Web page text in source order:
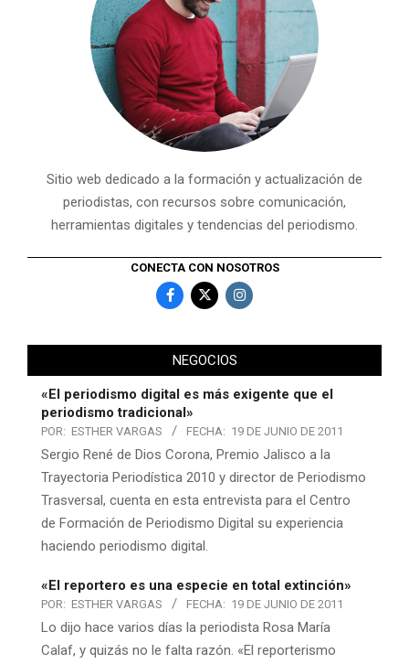
Sitio web dedicado a la formación y actualización de
periodistas, con recursos sobre comunicación,
herramientas digitales y tendencias del periodismo.
CONECTA CON NOSOTROS
NEGOCIOS
«El periodismo digital es más exigente que el
periodismo tradicional»
POR: ESTHER VARGAS FECHA: 19 DE JUNIO DE 2011
Sergio René de Dios Corona, Premio Jalisco a la
Trayectoria Periodística 2010 y director de Periodismo
Trasversal, cuenta en esta entrevista para el Centro
de Formación de Periodismo Digital su experiencia
haciendo periodismo digital.
«El reportero es una especie en total extinción»
POR: ESTHER VARGAS FECHA: 19 DE JUNIO DE 2011
Lo dijo hace varios días la periodista Rosa María
Calaf, y quizás no le falta razón. «El reporterismo